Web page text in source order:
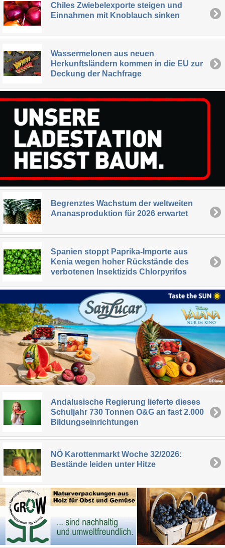
Chiles Zwiebelexporte steigen und
Einnahmen mit Knoblauch sinken
Wassermelonen aus neuen
Herkunftsländern kommen in die EU zur
Deckung der Nachfrage
Begrenztes Wachstum der weltweiten
Ananasproduktion für 2026 erwartet
Spanien stoppt Paprika-Importe aus
Kenia wegen hoher Rückstände des
verbotenen Insektizids Chlorpyrifos
Andalusische Regierung lieferte dieses
Schuljahr 730 Tonnen O&G an fast 2.000
Bildungseinrichtungen
NÖ Karottenmarkt Woche 32/2026:
Bestände leiden unter Hitze